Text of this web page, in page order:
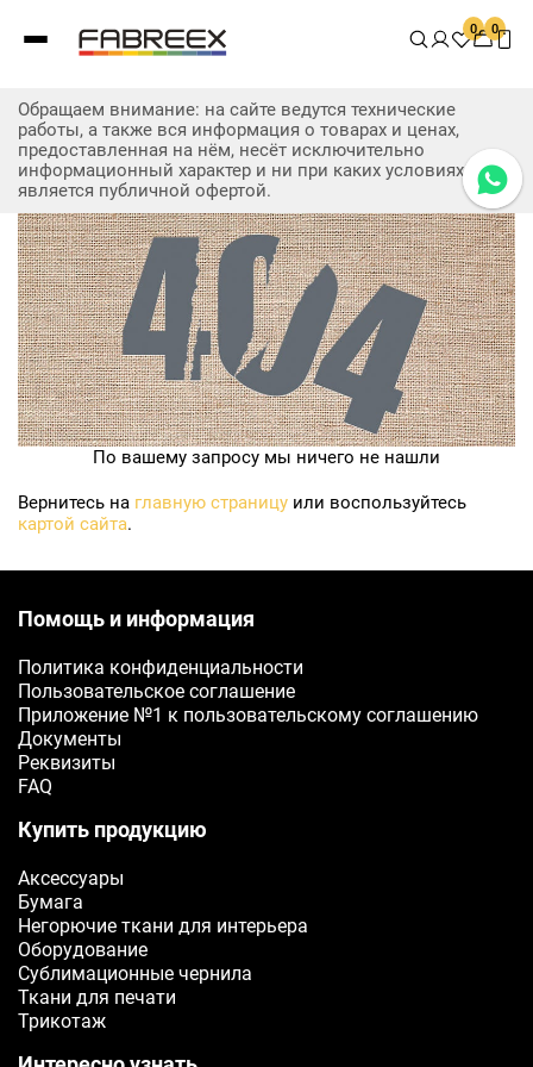
0 0
Обращаем внимание: на сайте ведутся технические
работы, а также вся информация о товарах и ценах,
предоставленная на нём, несёт исключительно
информационный характер и ни при каких условиях не
является публичной офертой.
По вашему запросу мы ничего не нашли
Вернитесь на главную страницу или воспользуйтесь
картой сайта.
Помощь и информация
Политика конфиденциальности
Пользовательское соглашение
Приложение №1 к пользовательскому соглашению
Документы
Реквизиты
FAQ
Купить продукцию
Аксессуары
Бумага
Негорючие ткани для интерьера
Оборудование
Сублимационные чернила
Ткани для печати
Трикотаж